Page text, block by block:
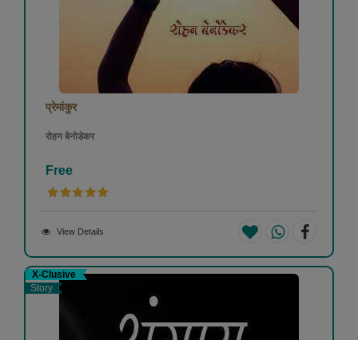
प्रेमांकुर
रोहन बेनोडेकर
Free
View Details
X-Clusive
Story